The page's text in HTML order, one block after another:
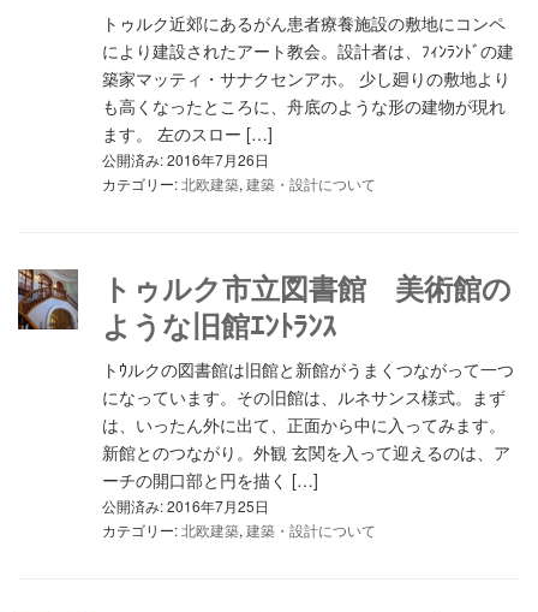
トゥルク近郊にあるがん患者療養施設の敷地にコンペ
により建設されたアート教会。設計者は、ﾌｨﾝﾗﾝﾄﾞの建
築家マッティ・サナクセンアホ。 少し廻りの敷地より
も高くなったところに、舟底のような形の建物が現れ
ます。 左のスロー […]
公開済み: 2016年7月26日
カテゴリー:北欧建築, 建築・設計について
トゥルク市立図書館 美術館の
ような旧館ｴﾝﾄﾗﾝｽ
トｳルクの図書館は旧館と新館がうまくつながって一つ
になっています。その旧館は、ルネサンス様式。まず
は、いったん外に出て、正面から中に入ってみます。
新館とのつながり。外観 玄関を入って迎えるのは、ア
ーチの開口部と円を描く […]
公開済み: 2016年7月25日
カテゴリー:北欧建築, 建築・設計について